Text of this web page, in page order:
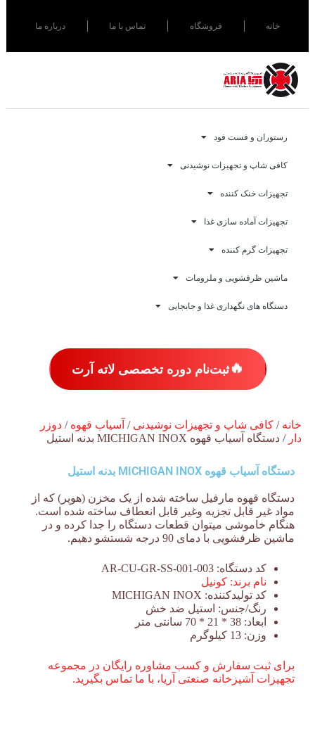
خانه فروشگاه تماس با ما درباره ما
رستوران و فست فود
کافی شاپ و تجهیزات نوشیدنی
تجهیزات خنک کننده
تجهیزات آماده سازی غذا
تجهیزات گرم کننده
ماشین ظرفشویی و ملزومات
دستگاه های نگهداری غذا و جابجایی
🔥ثبت‌نام دوره تخصصی لاته آرت
خانه / کافی شاپ و تجهیزات نوشیدنی / آسیاب قهوه / دوزر
دار / دستگاه آسیاب قهوه MICHIGAN INOX بدنه استیل
دستگاه آسیاب قهوه MICHIGAN INOX بدنه استیل
دستگاه قهوه مارفیل ساخته شده از یک مخزن (هوپر) که از
مواد غیر قابل تجزیه وغیر قابل انعطاف ساخته شده است.
هنگام خاموشی میتوان قطعات دستگاه را جدا کرده و در
ماشین ظرفشویی با دمای 90 درجه شستشو دهیم.
کد دستگاه: AR-CU-GR-SS-001-003
نام برند: کونیل
کد تولیدکننده: MICHIGAN INOX
رنگ/جنس: استیل ضد خش
ابعاد: 38 * 21 * 70 سانتی متر
وزن: 13 کیلوگرم
برای ثبت سفارش و کسب مشاوره رایگان در مجموعه
تجهیزات آشپزخانه صنعتی آریا، با ما تماس بگیرید.